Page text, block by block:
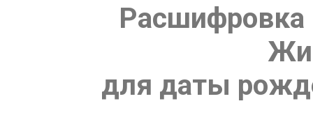
Расшифровка
для даты